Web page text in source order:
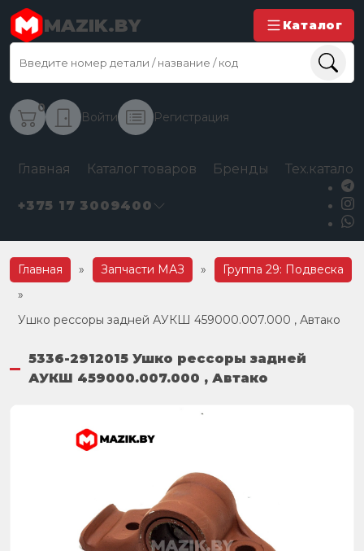
MAZIK.BY Каталог
0
Войти Регистрация
Главная Каталог товаров Бренды
+375 17 3009400
Главная » Запчасти МАЗ »
Группа 29: Подвеска
»
Ушко рессоры задней АУКШ 459000.007.000 , Автако
5336-2912015 Ушко рессоры задней
АУКШ 459000.007.000 , Автако